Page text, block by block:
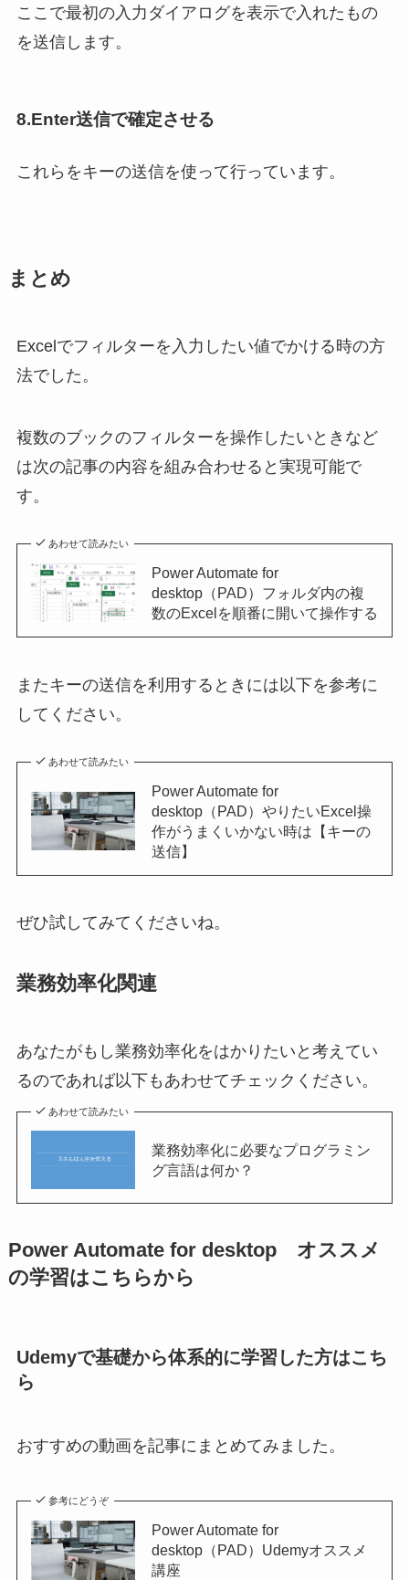
ここで最初の入力ダイアログを表示で入れたもの
を送信します。
8.Enter送信で確定させる
これらをキーの送信を使って行っています。
まとめ
Excelでフィルターを入力したい値でかける時の方
法でした。
複数のブックのフィルターを操作したいときなど
は次の記事の内容を組み合わせると実現可能で
す。
あわせて読みたい
Power Automate for
desktop（PAD）フォルダ内の複
数のExcelを順番に開いて操作する
またキーの送信を利用するときには以下を参考に
してください。
あわせて読みたい
Power Automate for
desktop（PAD）やりたいExcel操
作がうまくいかない時は【キーの
送信】
ぜひ試してみてくださいね。
業務効率化関連
あなたがもし業務効率化をはかりたいと考えてい
るのであれば以下もあわせてチェックください。
あわせて読みたい
業務効率化に必要なプログラミン
グ言語は何か？
Power Automate for desktop オススメ
の学習はこちらから
Udemyで基礎から体系的に学習した方はこち
ら
おすすめの動画を記事にまとめてみました。
参考にどうぞ
Power Automate for
desktop（PAD）Udemyオススメ
講座